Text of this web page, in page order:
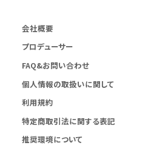
会社概要
プロデューサー
FAQ&お問い合わせ
個人情報の取扱いに関して
利用規約
特定商取引法に関する表記
推奨環境について